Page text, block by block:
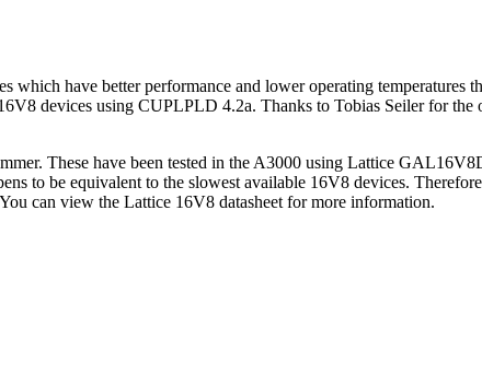
have better performance and lower operating temperatures
devices using CUPLPLD 4.2a. Thanks to Tobias Seiler for the
These have been tested in the A3000 using Lattice
to be equivalent to the slowest available 16V8 devices.
can view the Lattice 16V8 datasheet for more information.